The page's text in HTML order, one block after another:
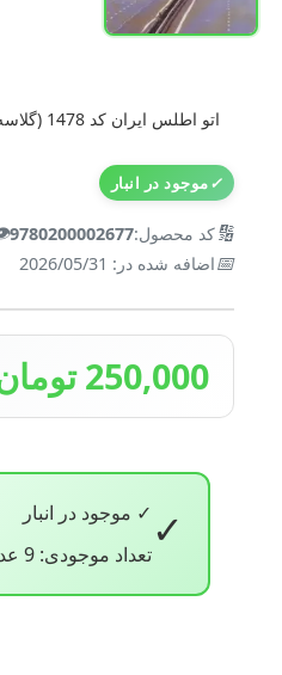
اتو اطلس ایران کد 1478 (گلاسه)
✓موجود در انبار
🔢کد محصول:9780200002677
📅اضافه شده در: 2026/05/31
250,000 تومان
✓ ✓ موجود در انبار
تعداد موجودی: 9 عدد